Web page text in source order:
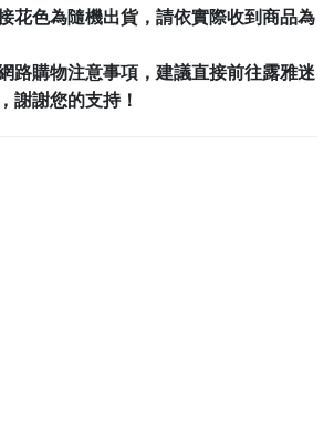
花色為隨機出貨，請依實際收到商品為
路購物注意事項，建議直接前往露雅迷
謝謝您的支持！